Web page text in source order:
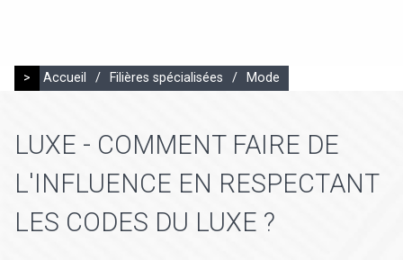
> Accueil / Filières spécialisées / Mode
LUXE - COMMENT FAIRE DE
L'INFLUENCE EN RESPECTANT
LES CODES DU LUXE ?